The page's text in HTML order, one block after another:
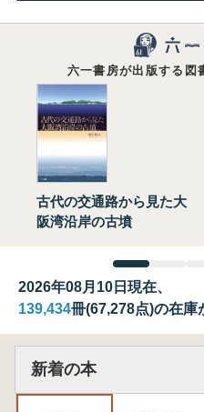
六一書房が出版する図
古代の交通路から見た大
阪湾沿岸の古墳
2026年08月10日現在、
139,434冊(67,278点)の在庫
新着の本